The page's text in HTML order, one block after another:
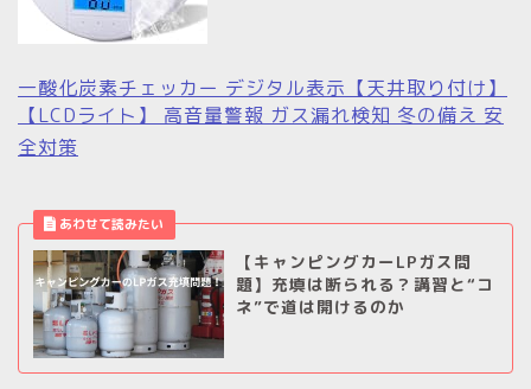
一酸化炭素チェッカー デジタル表示【天井取り付け】
【LCDライト】 高音量警報 ガス漏れ検知 冬の備え 安
全対策
【キャンピングカーLPガス問
題】充填は断られる？講習と“コ
ネ”で道は開けるのか